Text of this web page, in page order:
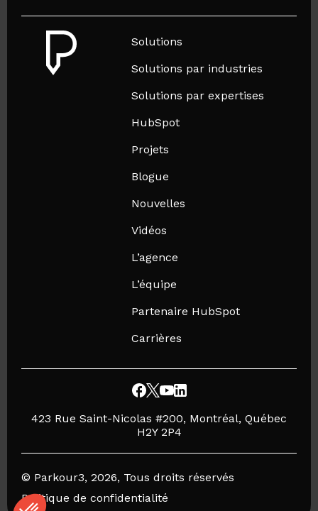
Solutions
Solutions par industries
Solutions par expertises
HubSpot
Projets
Blogue
Nouvelles
Vidéos
L’agence
L’équipe
Partenaire HubSpot
Carrières
423 Rue Saint-Nicolas #200, Montréal, Québec
H2Y 2P4
© Parkour3, 2026, Tous droits réservés
Politique de confidentialité